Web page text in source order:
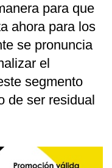
para que
ahora para los
se pronuncia
el
segmento
de ser residual